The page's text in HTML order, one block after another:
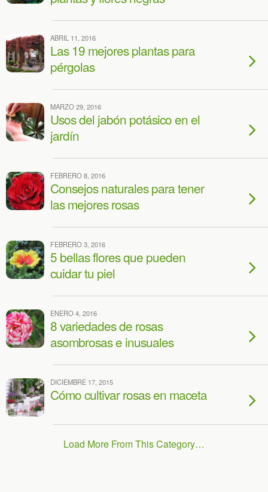
ABRIL 11, 2016
Las 19 mejores plantas para
pérgolas
MARZO 29, 2016
Usos del jabón potásico en el
jardín
FEBRERO 8, 2016
Consejos naturales para tener
las mejores rosas
FEBRERO 3, 2016
5 bellas flores que pueden
cuidar tu piel
ENERO 4, 2016
8 variedades de rosas
asombrosas e inusuales
DICIEMBRE 17, 2015
Cómo cultivar rosas en maceta
Load More From This Category…